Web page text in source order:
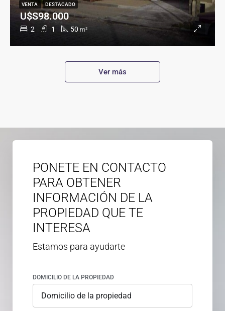
2 1 50 m²
U$S98.000
VENTA DESTACADO
Ver más
PONETE EN CONTACTO
PARA OBTENER
INFORMACIÓN DE LA
PROPIEDAD QUE TE
INTERESA
Estamos para ayudarte
DOMICILIO DE LA PROPIEDAD